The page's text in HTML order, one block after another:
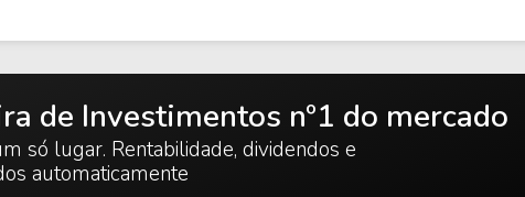
de Investimentos nº1 do mercado
só lugar. Rentabilidade, dividendos e
automaticamente